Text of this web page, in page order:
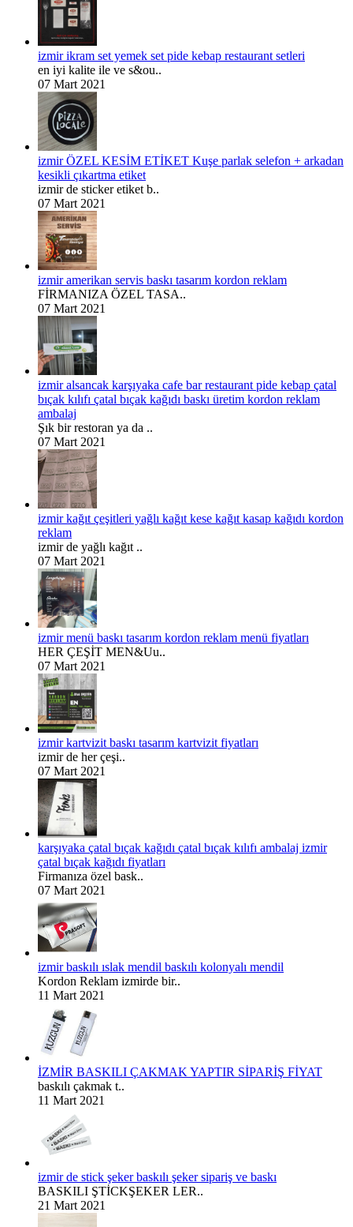
izmir ikram set yemek set pide kebap restaurant setleri
en iyi kalite ile ve s&ou..
07 Mart 2021
izmir ÖZEL KESİM ETİKET Kuşe parlak selefon + arkadan
kesikli çıkartma etiket
izmir de sticker etiket b..
07 Mart 2021
izmir amerikan servis baskı tasarım kordon reklam
FİRMANIZA ÖZEL TASA..
07 Mart 2021
izmir alsancak karşıyaka cafe bar restaurant pide kebap çatal
bıçak kılıfı çatal bıçak kağıdı baskı üretim kordon reklam
ambalaj
Şık bir restoran ya da ..
07 Mart 2021
izmir kağıt çeşitleri yağlı kağıt kese kağıt kasap kağıdı kordon
reklam
izmir de yağlı kağıt ..
07 Mart 2021
izmir menü baskı tasarım kordon reklam menü fiyatları
HER ÇEŞİT MEN&Uu..
07 Mart 2021
izmir kartvizit baskı tasarım kartvizit fiyatları
izmir de her çeşi..
07 Mart 2021
karşıyaka çatal bıçak kağıdı çatal bıçak kılıfı ambalaj izmir
çatal bıçak kağıdı fiyatları
Firmanıza özel bask..
07 Mart 2021
izmir baskılı ıslak mendil baskılı kolonyalı mendil
Kordon Reklam izmirde bir..
11 Mart 2021
İZMİR BASKILI ÇAKMAK YAPTIR SİPARİŞ FİYAT
baskılı çakmak t..
11 Mart 2021
izmir de stick şeker baskılı şeker sipariş ve baskı
BASKILI ŞTİCKŞEKER LER..
21 Mart 2021